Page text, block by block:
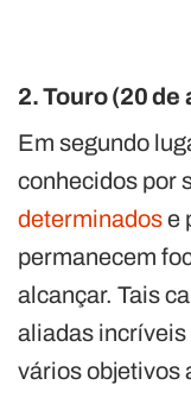
2. Touro (20 de
Em segundo
conhecidos por
determinadose
permanecem
alcançar. Tais
aliadas
vários objetivos